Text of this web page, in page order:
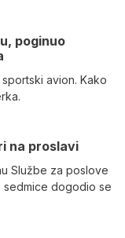
poginuo
avion. Kako
na proslavi
Službe za poslove
sedmice dogodio se